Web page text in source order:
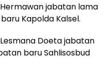
jabatan lama
Kapolda Kalsel.
Doeta jabatan
baru Sahlisosbud